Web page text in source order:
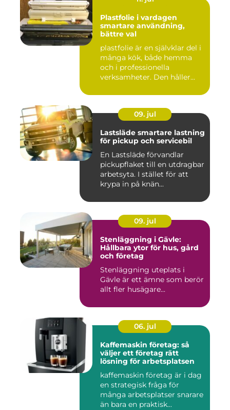
Plastfolie i vardagen
smartare användning,
bättre val
plastfolie är en självklar del i
många kök, både hemma
och i professionella
verksamheter. Den håller...
09. jul
Lastsläde smartare lastning
för pickup och servicebil
En Lastsläde förvandlar
pickupflaket till en utdragbar
arbetsyta. I stället för att
krypa in på knän...
09. jul
Stenläggning i Gävle:
Hållbara ytor för hus, gård
och företag
Stenläggning uteplats i
Gävle är ett ämne som berör
allt fler husägare...
06. jul
Kaffemaskin företag: så
väljer ett företag rätt
lösning för arbetsplatsen
kaffemaskin företag är i dag
en strategisk fråga för
många arbetsplatser snarare
än bara en praktisk...